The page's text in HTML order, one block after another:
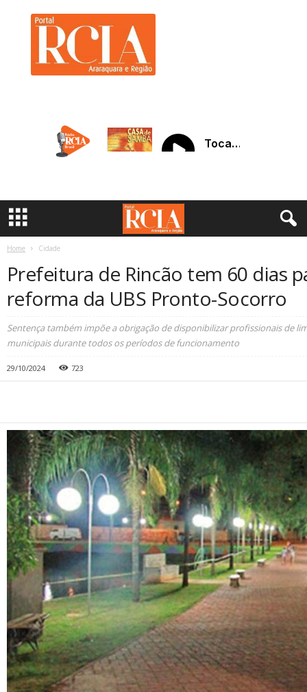
a
Home Cidade
Prefeitura de Rincão tem 60 dias
reforma da UBS Pronto-Socorro
Sentença também impõe a obrigação de disponibilizar profissionais de
municipais durante todos os períodos de funcionamento
29/10/2024 723